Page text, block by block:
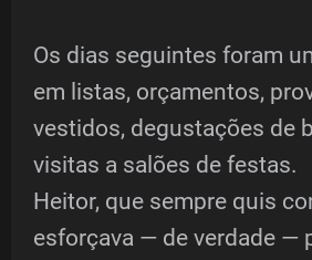
Os dias seguintes foram
em listas, orçamentos,
vestidos, degustações de
visitas a salões de festas.
Heitor, que sempre quis
esforçava — de verdade —